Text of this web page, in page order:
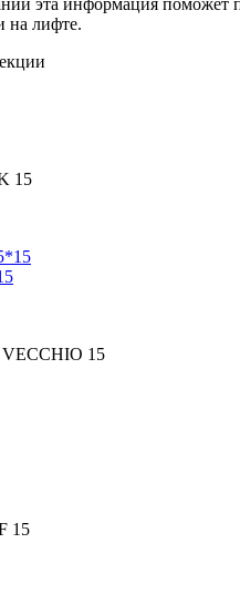
на лифте.
15
15
15